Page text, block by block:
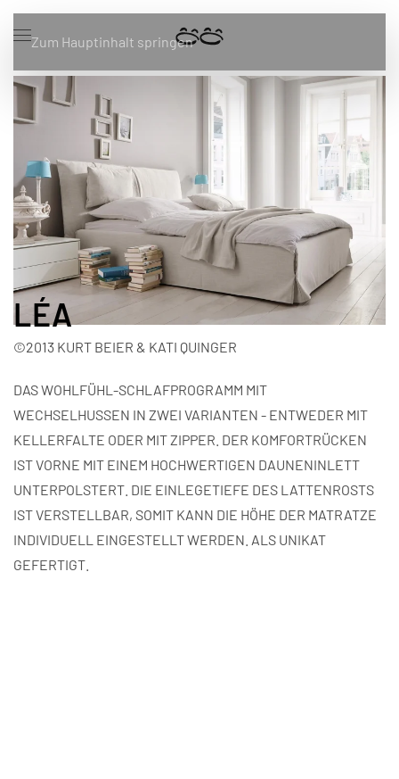
Zum Hauptinhalt springen
LÉA
©2013 KURT BEIER & KATI QUINGER
DAS WOHLFÜHL-SCHLAFPROGRAMM MIT
WECHSELHUSSEN IN ZWEI VARIANTEN - ENTWEDER MIT
KELLERFALTE ODER MIT ZIPPER. DER KOMFORTRÜCKEN
IST VORNE MIT EINEM HOCHWERTIGEN DAUNENINLETT
UNTERPOLSTERT. DIE EINLEGETIEFE DES LATTENROSTS
IST VERSTELLBAR, SOMIT KANN DIE HÖHE DER MATRATZE
INDIVIDUELL EINGESTELLT WERDEN. ALS UNIKAT
GEFERTIGT.